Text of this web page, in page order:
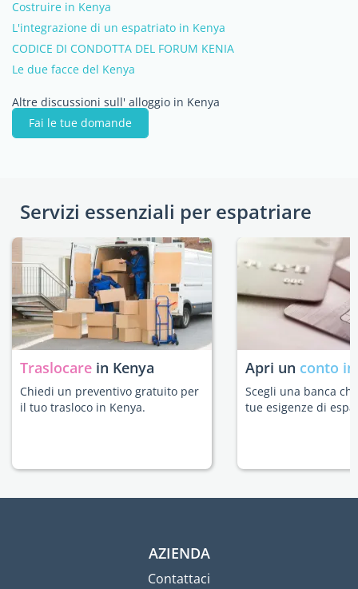
Costruire in Kenya
L'integrazione di un espatriato in Kenya
CODICE DI CONDOTTA DEL FORUM KENIA
Le due facce del Kenya
Altre discussioni sull' alloggio in Kenya
Fai le tue domande
Servizi essenziali per espatriare
Traslocare in Kenya
Chiedi un preventivo gratuito per
il tuo trasloco in Kenya.
Apri un conto
Scegli una banca
tue esigenze di
AZIENDA
Contattaci